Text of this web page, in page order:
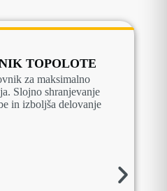
TOPOLOTE
za maksimalno
Slojno shranjevanje
in izboljša delovanje